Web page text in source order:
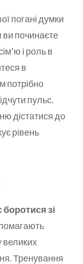
погані думки
ви починаєте
і роль в
в
потрібно
пульс.
дістатися до
рівень
зі
великих
Тренування